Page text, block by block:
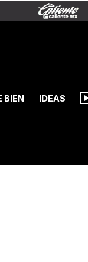
BIEN IDEAS